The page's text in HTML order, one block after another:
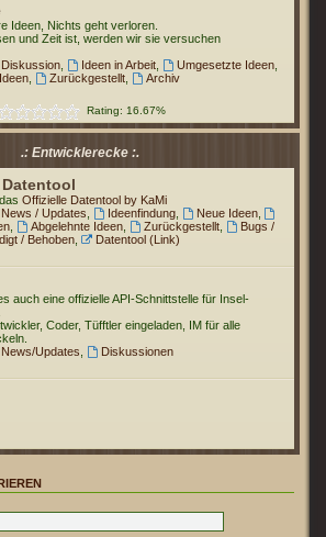
Ideen, Nichts geht verloren.
und Zeit ist, werden wir sie versuchen
Diskussion, Ideen in Arbeit, Umgesetzte Ideen,
, Zurückgestellt,
Archiv
Rating: 16.67%
.: Entwicklerecke :.
Offizielle Datentool by KaMi
News / Updates Ideenfindung, Neue Ideen,
Abgelehnte Ideen, Zurückgestellt,
Bugs /
/ Behoben,
Datentool (Link)
auch eine offizielle API-Schnittstelle für Insel-
Coder, Tüfftler eingeladen, IM für alle
News/Updates
Diskussionen